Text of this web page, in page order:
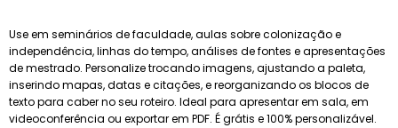
Use em seminários de faculdade, aulas sobre colonização e
independência, linhas do tempo, análises de fontes e apresentações
de mestrado. Personalize trocando imagens, ajustando a paleta,
inserindo mapas, datas e citações, e reorganizando os blocos de
texto para caber no seu roteiro. Ideal para apresentar em sala, em
videoconferência ou exportar em PDF. É grátis e 100% personalizável.